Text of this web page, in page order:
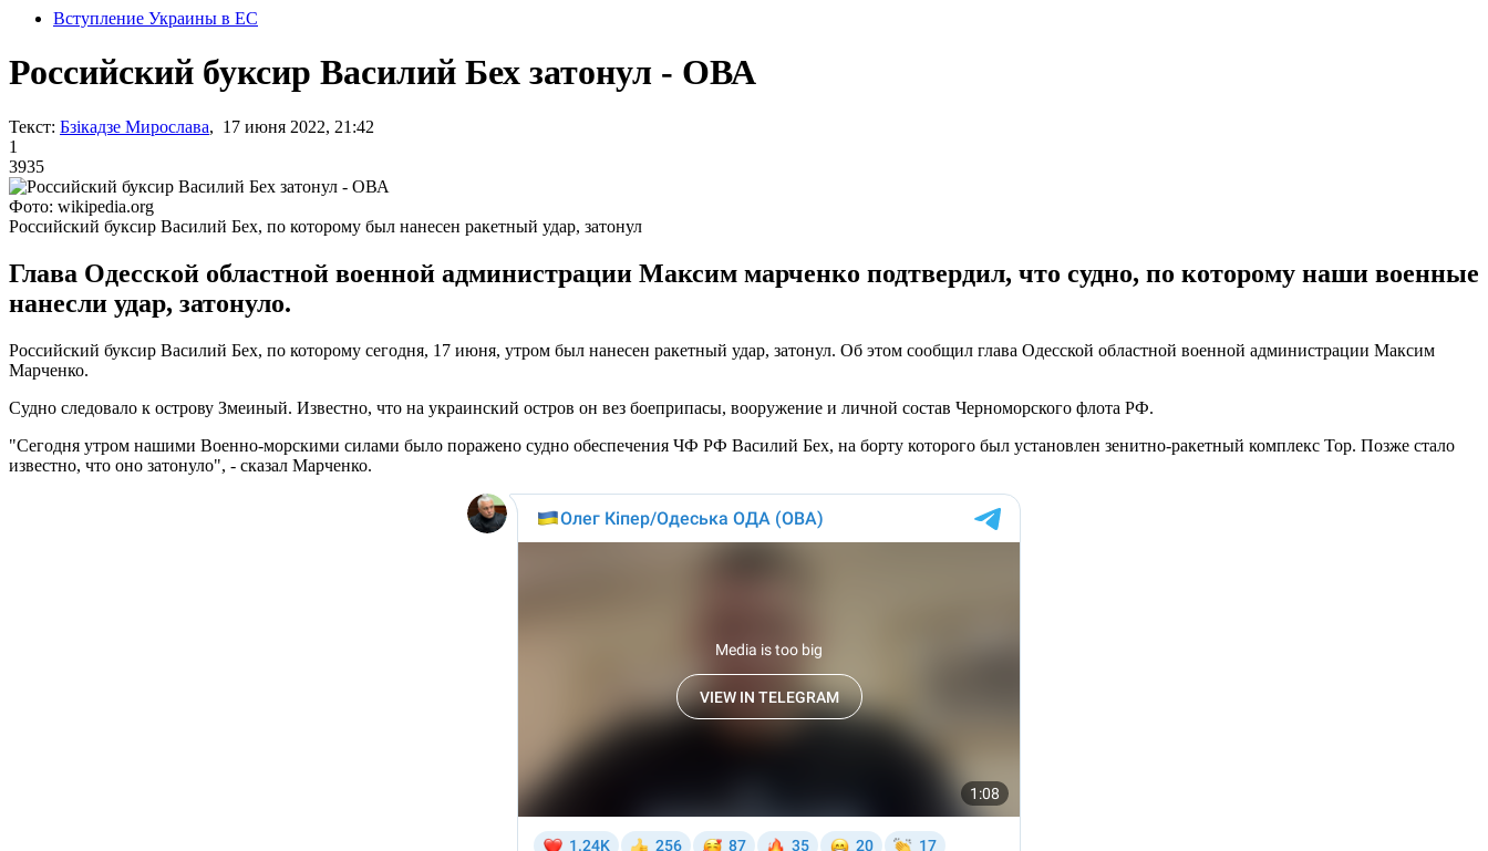
Вступление Украины в ЕС
Российский буксир Василий Бех затонул - ОВА
Текст: Бзікадзе Мирослава, 17 июня 2022, 21:42
1
3935
Фото: wikipedia.org
Российский буксир Василий Бех, по которому был нанесен ракетный удар, затонул
Глава Одесской областной военной администрации Максим марченко подтвердил, что судно, по которому наши военные
нанесли удар, затонуло.
Российский буксир Василий Бех, по которому сегодня, 17 июня, утром был нанесен ракетный удар, затонул. Об этом сообщил глава Одесской областной военной администрации Максим
Марченко.
Судно следовало к острову Змеиный. Известно, что на украинский остров он вез боеприпасы, вооружение и личной состав Черноморского флота РФ.
"Сегодня утром нашими Военно-морскими силами было поражено судно обеспечения ЧФ РФ Василий Бех, на борту которого был установлен зенитно-ракетный комплекс Тор. Позже стало
известно, что оно затонуло", - сказал Марченко.